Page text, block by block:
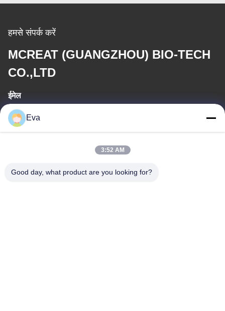
हमसे संपर्क करें
MCREAT (GUANGZHOU) BIO-TECH
CO.,LTD
ईमेल
irina@mcreatmedical.com
हमारा पता
Eva
3:52 AM
Good day, what product are you looking for?